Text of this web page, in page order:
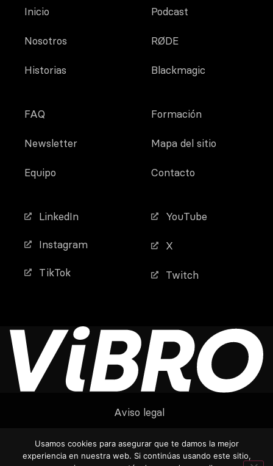
Inicio
Nosotros
Historias
Podcast
RØDE
Blackmagic
FAQ
Newsletter
Equipo
Formación
Mapa del sitio
Contacto
LinkedIn
Instagram
TikTok
YouTube
X
Twitch
Aviso legal
Política de cookies
Usamos cookies para asegurar que te damos la mejor
experiencia en nuestra web. Si continúas usando este sitio,